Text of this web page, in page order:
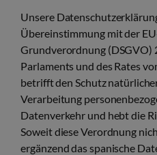
Unsere
Übereinstimmung mit der
Grundverordnung (DSGVO)
Parlaments und des Rates
betrifft den Schutz
Verarbeitung
Datenverkehr und hebt die
Soweit diese Verordnung
ergänzend das spanische